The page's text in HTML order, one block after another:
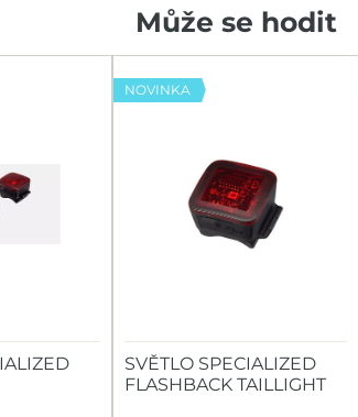
Může se hodit
NOVINKA
SVĚTLO SPECIALIZED
FLASHBACK TAILLIGHT